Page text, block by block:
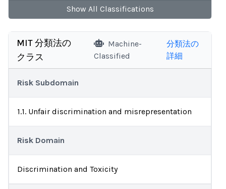
Show All Classifications
MIT 分類法の
クラス
Machine-
Classified
分類法の
詳細
Risk Subdomain
1.1. Unfair discrimination and misrepresentation
Risk Domain
Discrimination and Toxicity